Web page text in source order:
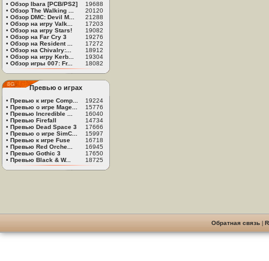
• Обзор Ibara [PCB/PS2]
19688
• Обзор The Walking ...
20120
• Обзор DMC: Devil M...
21288
• Обзор на игру Valk...
17203
• Обзор на игру Stars!
19082
• Обзор на Far Cry 3
19276
• Обзор на Resident ...
17272
• Обзор на Chivalry:...
18912
• Обзор на игру Kerb...
19304
• Обзор игры 007: Fr... 18082
Превью о играх
• Превью к игре Comp...
19224
• Превью о игре Mage...
15776
• Превью Incredible ...
16040
• Превью Firefall
14734
• Превью Dead Space 3
17666
• Превью о игре SimC...
15997
• Превью к игре Fuse
16718
• Превью Red Orche...
16945
• Превью Gothic 3
17650
• Превью Black & W... 18725
Обратная связь